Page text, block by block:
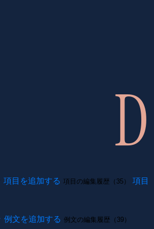
項目を追加する 項目の編集履歴（35）
項目
例文を追加する 例文の編集履歴（39）